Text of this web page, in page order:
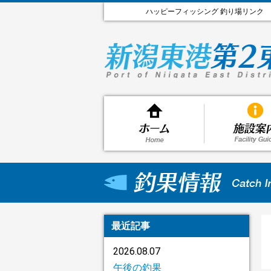
ハッピーフィッシング 釣り場リンク
最近記事
2026.08.07
午後の釣果